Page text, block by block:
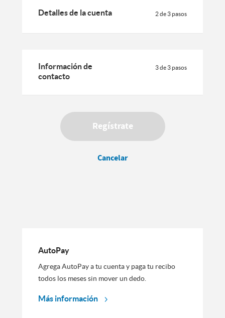
Detalles de la cuenta 2 de 3 pasos
Información de
contacto
3 de 3 pasos
Regístrate
Cancelar
AutoPay
Agrega AutoPay a tu cuenta y paga tu recibo
todos los meses sin mover un dedo.
Más información